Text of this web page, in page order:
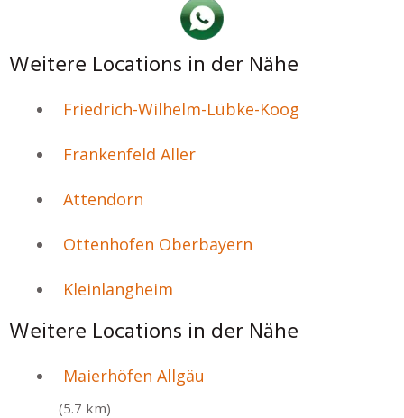
Weitere Locations in der Nähe
Friedrich-Wilhelm-Lübke-Koog
Frankenfeld Aller
Attendorn
Ottenhofen Oberbayern
Kleinlangheim
Weitere Locations in der Nähe
Maierhöfen Allgäu
(5.7 km)